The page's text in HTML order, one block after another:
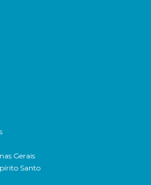
Gerais
Santo